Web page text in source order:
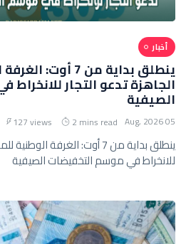
أخبار
ينطلق بداية من 7
الجاهزة تدعو التجار
الصيفية
05 Aug, 2026
2 mins read
127 views
ينطلق بداية من 7 أوت: الغرفة
للانخراط في موسم التخفيضات الصيفية